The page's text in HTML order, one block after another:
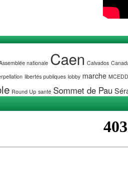
nationale Caen Calvados
libertés publiques lobby marche MCEDD
Round Up santé Sommet de Pau